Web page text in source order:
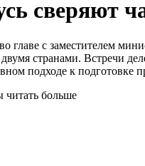
сверяют
главе с заместителем
странами. Встречи
подходе к подготовке
читать больше